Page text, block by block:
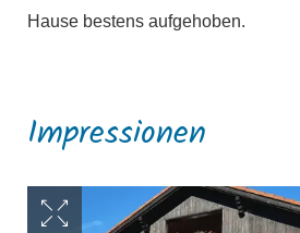
Hause bestens aufgehoben.
Impressionen